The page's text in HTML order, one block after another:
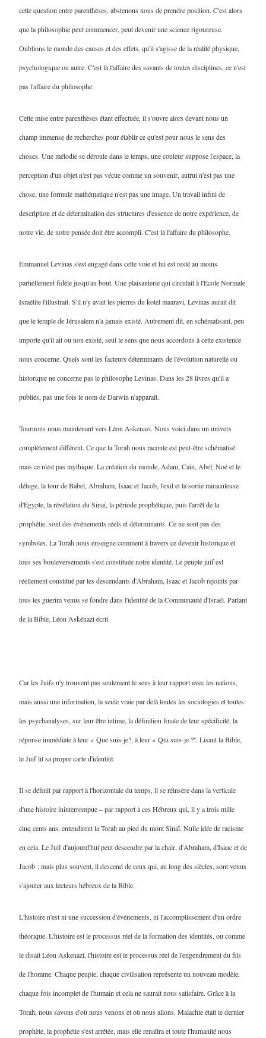
cette question entre parenthèses, abstenons nous de prendre position. C'est alors
que la philosophie peut commencer, peut devenir une science rigoureuse.
Oublions le monde des causes et des effets, qu'il s'agisse de la réalité physique,
psychologique ou autre. C'est là l'affaire des savants de toutes disciplines, ce n'est
pas l'affaire du philosophe.
Cette mise entre parenthèses étant effectuée, il s'ouvre alors devant nous un
champ immense de recherches pour établir ce qu'est pour nous le sens des
choses. Une mélodie se déroule dans le temps, une couleur suppose l'espace, la
perception d'un objet n'est pas vécue comme un souvenir, autrui n'est pas une
chose, une formule mathématique n'est pas une image. Un travail infini de
description et de détermination des structures d'essence de notre expérience, de
notre vie, de notre pensée doit être accompli. C'est là l'affaire du philosophe.
Emmanuel Levinas s'est engagé dans cette voie et lui est resté au moins
partiellement fidèle jusqu'au bout. Une plaisanterie qui circulait à l'Ecole Normale
Israélite l'illustrait. S'il n'y avait les pierres du kotel maaravi, Levinas aurait dit
que le temple de Jérusalem n'a jamais existé. Autrement dit, en schématisant, peu
importe qu'il ait ou non existé, seul le sens que nous accordons à cette existence
nous concerne. Quels sont les facteurs déterminants de l'évolution naturelle ou
historique ne concerne pas le philosophe Levinas. Dans les 28 livres qu'il a
publiés, pas une fois le nom de Darwin n'apparaît.
Tournons nous maintenant vers Léon Askenazi. Nous voici dans un univers
complètement différent. Ce que la Torah nous raconte est peut-être schématisé
mais ce n'est pas mythique. La création du monde, Adam, Caïn, Abel, Noé et le
déluge, la tour de Babel, Abraham, Isaac et Jacob, l'exil et la sortie miraculeuse
d'Egypte, la révélation du Sinaï, la période prophétique, puis l'arrêt de la
prophétie, sont des événements réels et déterminants. Ce ne sont pas des
symboles. La Torah nous enseigne comment à travers ce devenir historique et
tous ses bouleversements s'est constituée notre identité. Le peuple juif est
réellement constitué par les descendants d'Abraham, Isaac et Jacob rejoints par
tous les guerim venus se fondre dans l'identité de la Communauté d'Israël. Parlant
de la Bible, Léon Askénazi écrit.
Car les Juifs n'y trouvent pas seulement le sens à leur rapport avec les nations,
mais aussi une information, la seule vraie par delà toutes les sociologies et toutes
les psychanalyses, sur leur être intime, la définition finale de leur spécificité, la
réponse immédiate à leur « Que suis-je?, à leur « Qui suis-je ?''. Lisant la Bible,
le Juif lit sa propre carte d'identité.
Il se définit par rapport à l'horizontale du temps, il se réinsère dans la verticale
d'une histoire ininterrompue – par rapport à ces Hébreux qui, il y a trois mille
cinq cents ans, entendirent la Torah au pied du mont Sinaï. Nulle idée de racisme
en cela. Le Juif d'aujourd'hui peut descendre par la chair, d'Abraham, d'Isaac et de
Jacob ; mais plus souvent, il descend de ceux qui, au long des siècles, sont venus
s'ajouter aux lecteurs hébreux de la Bible.
L'histoire n'est ni une succession d'événements, ni l'accomplissement d'un ordre
théorique. L'histoire est le processus réel de la formation des identités, ou comme
le disait Léon Askenazi, l'histoire est le processus réel de l'engendrement du fils
de l'homme. Chaque peuple, chaque civilisation représente un nouveau modèle,
chaque fois incomplet de l'humain et cela ne saurait nous satisfaire. Grâce à la
Torah, nous savons d'où nous venons et où nous allons. Malachie était le dernier
prophète, la prophétie s'est arrêtée, mais elle renaîtra et toute l'humanité nous